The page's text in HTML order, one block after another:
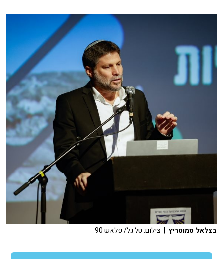
בצלאל סמוטריץ | צילום: טל גל/ פלאש 90